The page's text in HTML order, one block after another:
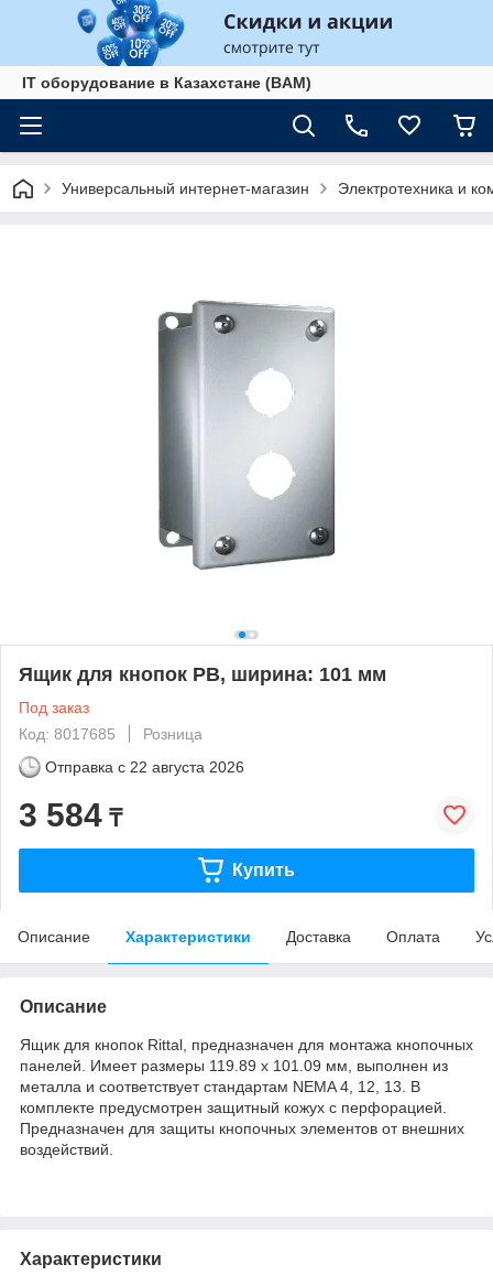
IT оборудование в Казахстане (BAM)
Универсальный интернет-магазин Электротехника и
Ящик для кнопок PB, ширина: 101 мм
Под заказ
Код: 8017685
Розница
Отправка с 22 августа 2026
3 584 ₸
Купить
Описание Характеристики Доставка Оплата
Описание
Ящик для кнопок Rittal, предназначен для монтажа кнопочных
панелей. Имеет размеры 119.89 x 101.09 мм, выполнен из
металла и соответствует стандартам NEMA 4, 12, 13. В
комплекте предусмотрен защитный кожух с перфорацией.
Предназначен для защиты кнопочных элементов от внешних
воздействий.
Характеристики